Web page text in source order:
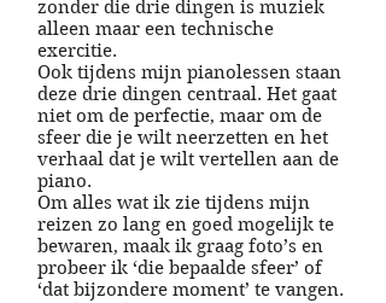
zonder die drie dingen is muziek
alleen maar een technische
exercitie.
Ook tijdens mijn pianolessen staan
deze drie dingen centraal. Het gaat
niet om de perfectie, maar om de
sfeer die je wilt neerzetten en het
verhaal dat je wilt vertellen aan de
piano.
Om alles wat ik zie tijdens mijn
reizen zo lang en goed mogelijk te
bewaren, maak ik graag foto’s en
probeer ik ‘die bepaalde sfeer’ of
‘dat bijzondere moment’ te vangen.